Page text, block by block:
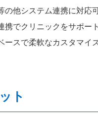
他システム連携に対応
でクリニックをサポー
スで柔軟なカスタマイ
ト